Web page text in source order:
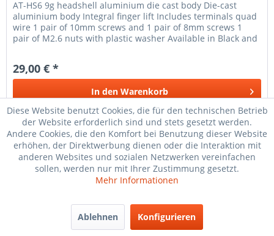
AT-HS6 9g headshell aluminium die cast body Die-cast
aluminium body Integral finger lift Includes terminals quad
wire 1 pair of 10mm screws and 1 pair of 8mm screws 1
pair of M2.6 nuts with plastic washer Available in Black and
29,00 € *
In den Warenkorb
Merken
Diese Website benutzt Cookies, die für den technischen Betrieb
der Website erforderlich sind und stets gesetzt werden.
Andere Cookies, die den Komfort bei Benutzung dieser Website
erhöhen, der Direktwerbung dienen oder die Interaktion mit
anderen Websites und sozialen Netzwerken vereinfachen
sollen, werden nur mit Ihrer Zustimmung gesetzt.
Mehr Informationen
Ablehnen Konfigurieren